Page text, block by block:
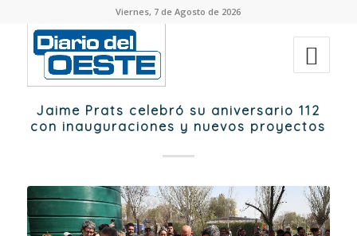
Viernes, 7 de Agosto de 2026
Jaime Prats celebró su aniversario 112
con inauguraciones y nuevos proyectos